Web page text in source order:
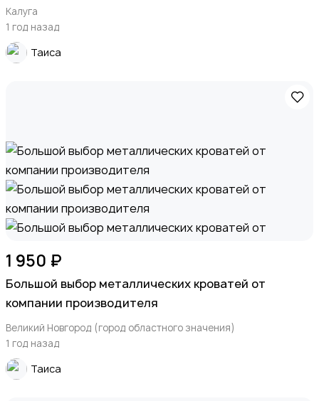
Калуга
1 год назад
Таиса
1 950 ₽
Большой выбор металлических кроватей от
компании производителя
Великий Новгород (город областного значения)
1 год назад
Таиса